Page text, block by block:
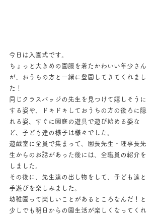
今日は入園式です。
ちょっと大きめの園服を着たかわいい年少さん
が、おうちの方と一緒に登園してきてくれまし
た！
同じクラスバッジの先生を見つけて嬉しそうに
する姿や、ドキドキしておうちの方の後ろに隠
れる姿、すぐに園庭の遊具で遊び始める姿な
ど、子ども達の様子は様々でした。
遊戯室に全員で集まって、園長先生・理事長先
生からのお話があった後には、全職員の紹介を
しました。
その後に、先生達の出し物をして、子ども達と
手遊びを楽しみました。
幼稚園って楽しいことがあるところなんだ！と
少しでも明日からの園生活が楽しくなってくれ